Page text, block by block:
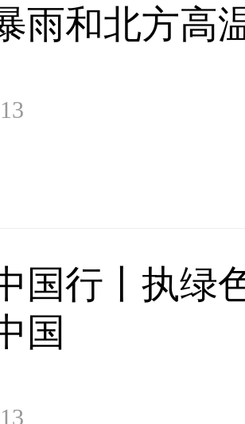
雨和北方高
国行丨执绿
国